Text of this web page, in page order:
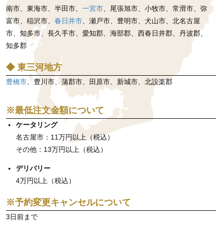
南市、東海市、半田市、 一宮市、尾張旭市、小牧市、常滑市、弥
富市、稲沢市、 春日井市、瀬戸市、豊明市、犬山市、北名古屋
市、知多市、長久手市、愛知郡、海部郡、西春日井郡、丹波郡、
知多郡
◆ 東三河地方
豊橋市、豊川市、蒲郡市、田原市、新城市、北設楽郡
※最低注文金額について
ケータリング
名古屋市：11万円以上（税込）
その他：13万円以上（税込）
デリバリー
4万円以上（税込）
※予約変更キャンセルについて
3日前まで